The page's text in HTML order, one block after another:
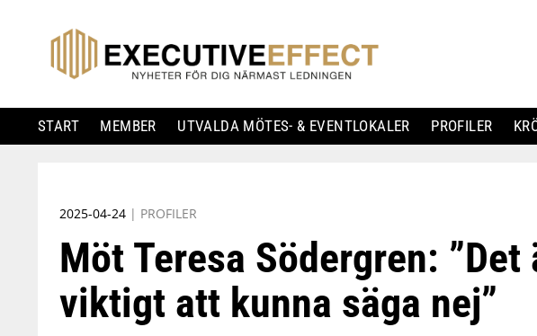
START MEMBER UTVALDA MÖTES- & EVENTLOKALER PROFILER
to
2025-04-24 | PROFILER
Möt Teresa Södergren: ”Det
viktigt att kunna säga nej”